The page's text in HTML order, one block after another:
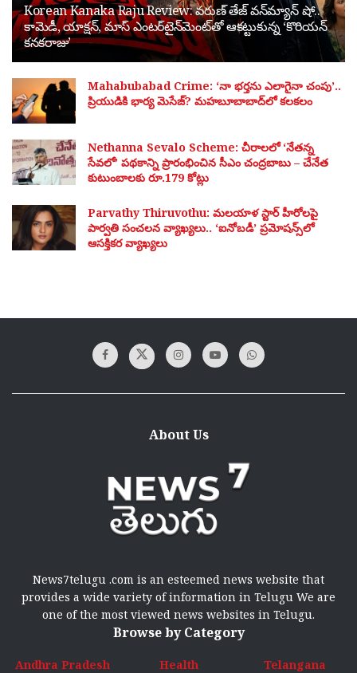
Korean Kanaka Raju Review: వరుణ్ తేజ్ వన్‌మ్యాన్ షో..
కామెడీ, యాక్షన్, మాస్ ఎంటర్‌టైన్‌మెంట్‌తో ఆకట్టుకున్న ‘కొరియన్
కనకరాజు’
Mahabubabad Crime: ‘నా భర్తను ఎలాగైనా చంపు’..
ప్రియుడికి భార్య మెసేజ్? మహబూబాబాద్‌లో కలకలం
Nethanna Sevalo Scheme: చీరాలలో ‘నేతన్న
సేవలో’ పథకాన్ని ప్రారంభించిన సీఎం చంద్రబాబు – చేనేత
కుటుంబాలకు రూ.179 కోట్లు
Parvathy Thiruvothu: మలయాళ స్టార్ హీరోలపై
పార్వతి సంచలన వ్యాఖ్యలు.. ‘ఐనోబడీ’ ప్రమోషన్స్‌లో
ఆసక్తికర వ్యాఖ్యలు
About Us
News7telugu .com is an esteemed news website that
provides a wide variety of information in Telugu We are
one of the most viewed news websites in Telugu.
Browse by Category
Andhra Pradesh
Health
Telangana